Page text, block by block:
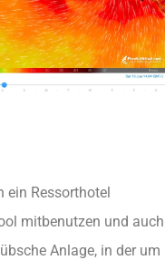
ein Ressorthotel
mitbenutzen und auch
Anlage, in der um